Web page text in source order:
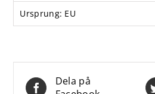
Ursprung: EU
Dela på